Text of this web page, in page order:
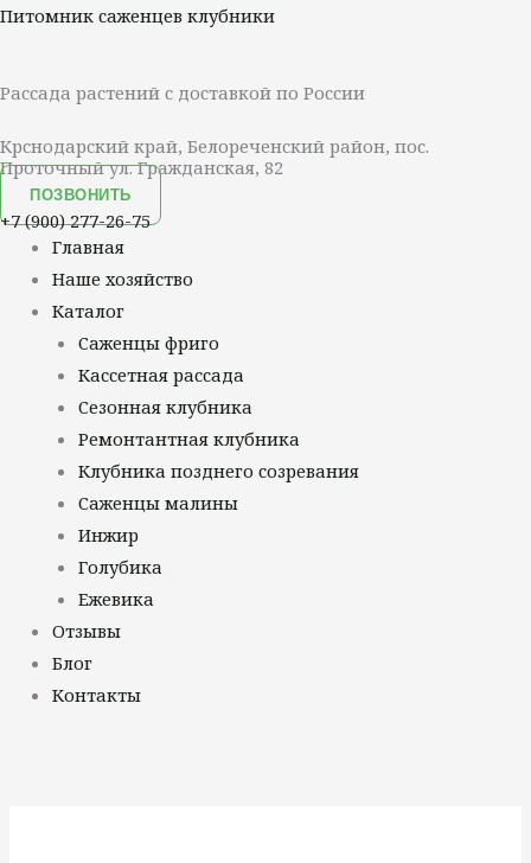
Перейти
Питомник саженцев клубники
Рассада растений с доставкой по России
Крснодарский край, Белореченский район, пос.
Проточный ул. Гражданская, 82
ПОЗВОНИТЬ
+7 (900) 277-26-75
Меню
Главная
Наше хозяйство
Каталог
Саженцы фриго
Кассетная рассада
Сезонная клубника
Ремонтантная клубника
Клубника позднего созревания
Саженцы малины
Инжир
Голубика
Ежевика
Отзывы
Блог
Контакты